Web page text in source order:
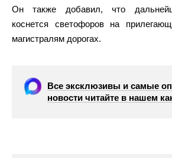
Он также добавил, что
коснется светофоров на
магистралям дорогах.
Все эксклюзивы и самые
новости читайте в нашем